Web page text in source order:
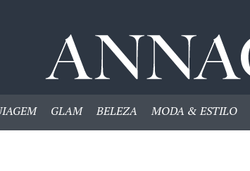
GLAM BELEZA MODA & ESTILO